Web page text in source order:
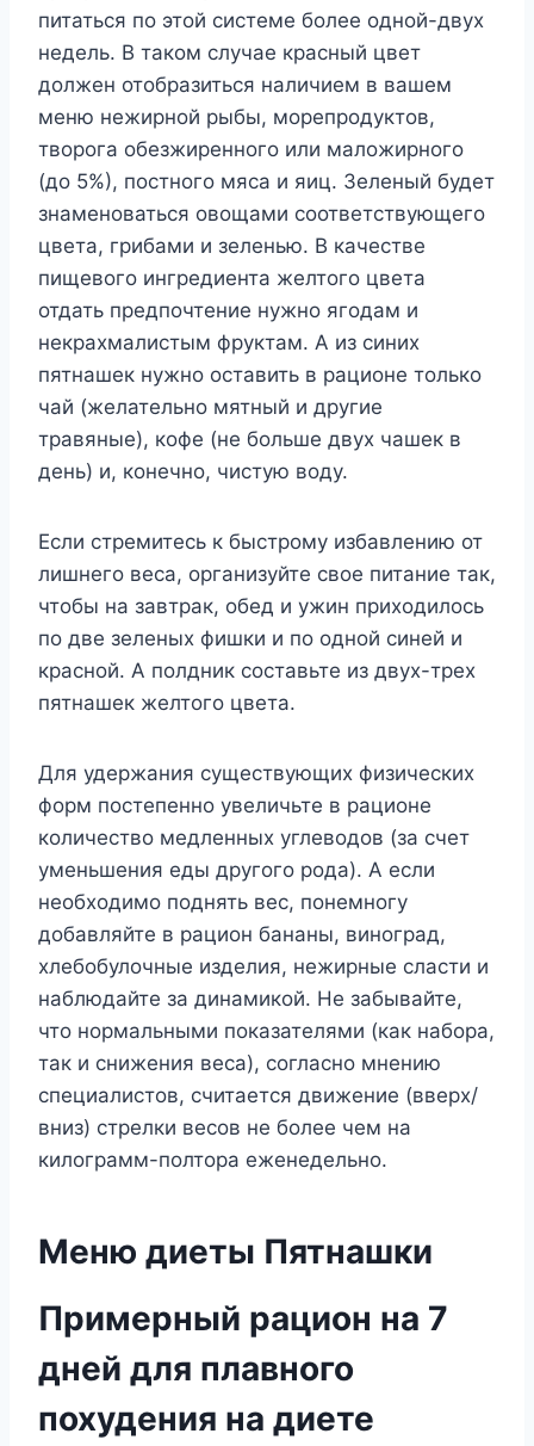
питаться по этой системе более одной-двух
недель. В таком случае красный цвет
должен отобразиться наличием в вашем
меню нежирной рыбы, морепродуктов,
творога обезжиренного или маложирного
(до 5%), постного мяса и яиц. Зеленый будет
знаменоваться овощами соответствующего
цвета, грибами и зеленью. В качестве
пищевого ингредиента желтого цвета
отдать предпочтение нужно ягодам и
некрахмалистым фруктам. А из синих
пятнашек нужно оставить в рационе только
чай (желательно мятный и другие
травяные), кофе (не больше двух чашек в
день) и, конечно, чистую воду.
Если стремитесь к быстрому избавлению от
лишнего веса, организуйте свое питание так,
чтобы на завтрак, обед и ужин приходилось
по две зеленых фишки и по одной синей и
красной. А полдник составьте из двух-трех
пятнашек желтого цвета.
Для удержания существующих физических
форм постепенно увеличьте в рационе
количество медленных углеводов (за счет
уменьшения еды другого рода). А если
необходимо поднять вес, понемногу
добавляйте в рацион бананы, виноград,
хлебобулочные изделия, нежирные сласти и
наблюдайте за динамикой. Не забывайте,
что нормальными показателями (как набора,
так и снижения веса), согласно мнению
специалистов, считается движение (вверх/
вниз) стрелки весов не более чем на
килограмм-полтора еженедельно.
Меню диеты Пятнашки
Примерный рацион на 7
дней для плавного
похудения на диете